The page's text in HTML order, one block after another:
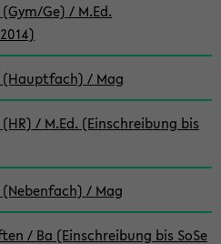
Ge) / M.Ed.
/ Mag
/ M.Ed. (Einschreibung bis
/ Mag
/ Ba (Einschreibung bis SoSe